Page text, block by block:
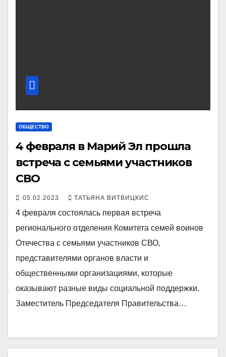
ОБЩЕСТВО
4 февраля в Марий Эл прошла
встреча с семьями участников
СВО
05.02.2023 ТАТЬЯНА ВИТВИЦКИС
4 февраля состоялась первая встреча
регионального отделения Комитета семей воинов
Отечества с семьями участников СВО,
представителями органов власти и
общественными организациями, которые
оказывают разные виды социальной поддержки.
Заместитель Председателя Правительства…